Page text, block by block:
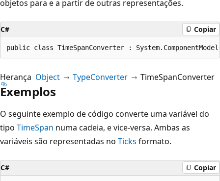
objetos para e a partir de outras representações.
C# Copiar
public class TimeSpanConverter :
Herança Object TypeConverter TimeSpanConverter
Exemplos
O seguinte exemplo de código converte uma variável do
tipo TimeSpan numa cadeia, e vice-versa. Ambas as
variáveis são representadas no Ticks formato.
C# Copiar